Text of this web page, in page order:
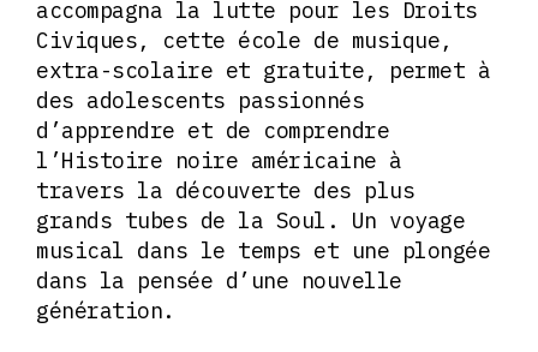
accompagna la lutte pour les Droits
Civiques, cette école de musique,
extra-scolaire et gratuite, permet à
des adolescents passionnés
d’apprendre et de comprendre
l’Histoire noire américaine à
travers la découverte des plus
grands tubes de la Soul. Un voyage
musical dans le temps et une plongée
dans la pensée d’une nouvelle
génération.